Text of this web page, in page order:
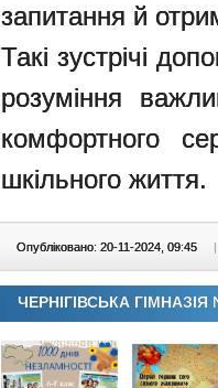
запитання й
Такі зустрічі
розуміння
комфортного
шкільного життя.
Опубліковано: 20-11-2024, 09:45 |
ЧЕРНІГІВСЬКА